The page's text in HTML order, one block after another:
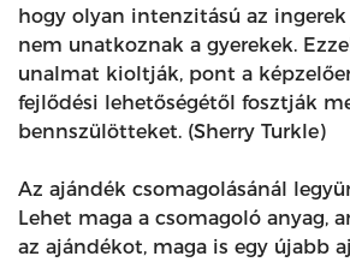
hogy olyan intenzitású az
nem unatkoznak a gyerekek.
unalmat kioltják, pont a
fejlődési lehetőségétől fosztják
bennszülötteket. (Sherry Turkle)
Az ajándék csomagolásánál
Lehet maga a csomagoló anyag,
az ajándékot, maga is egy újabb